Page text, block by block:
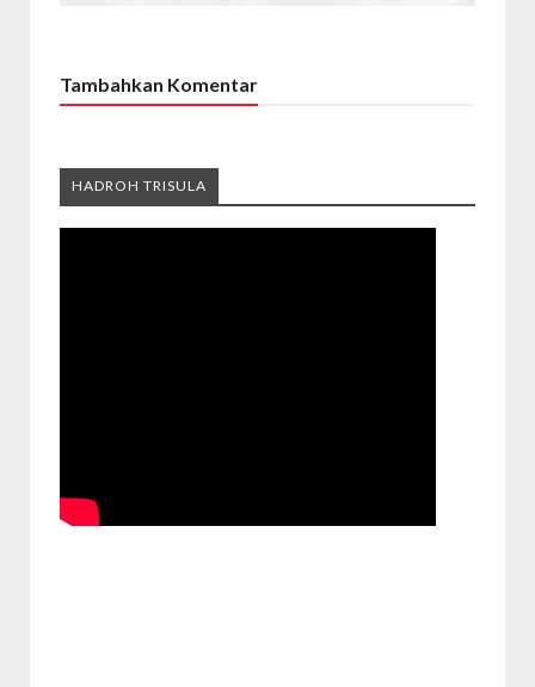
Tambahkan Komentar
HADROH TRISULA